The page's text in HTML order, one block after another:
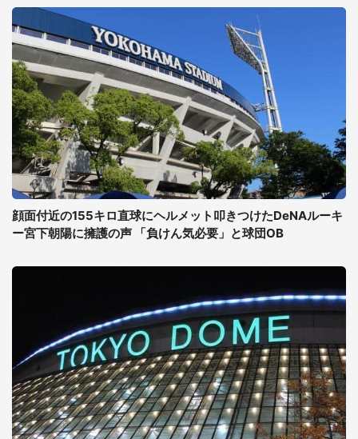
顔面付近の155キロ直球にヘルメット叩きつけたDeNAルーキ
ー宮下朝陽に擁護の声 「負けん気必要」と球団OB